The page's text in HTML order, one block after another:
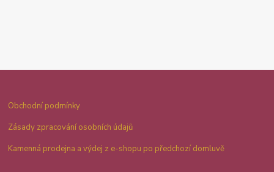
Obchodní podmínky
Zásady zpracování osobních údajů
Kamenná prodejna a výdej z e-shopu po předchozí domluvě